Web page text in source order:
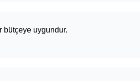
bütçeye uygundur.